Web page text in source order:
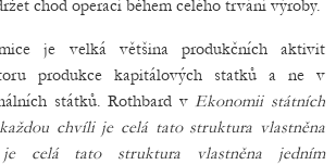
chod operací během celého trvání výroby.
je velká většina produkčních aktivit
produkce kapitálových statků a ne v
státků. Rothbard vEkonomii státních
chvíli je celá tato struktura vlastněna
celá tato struktura vlastněna jedním